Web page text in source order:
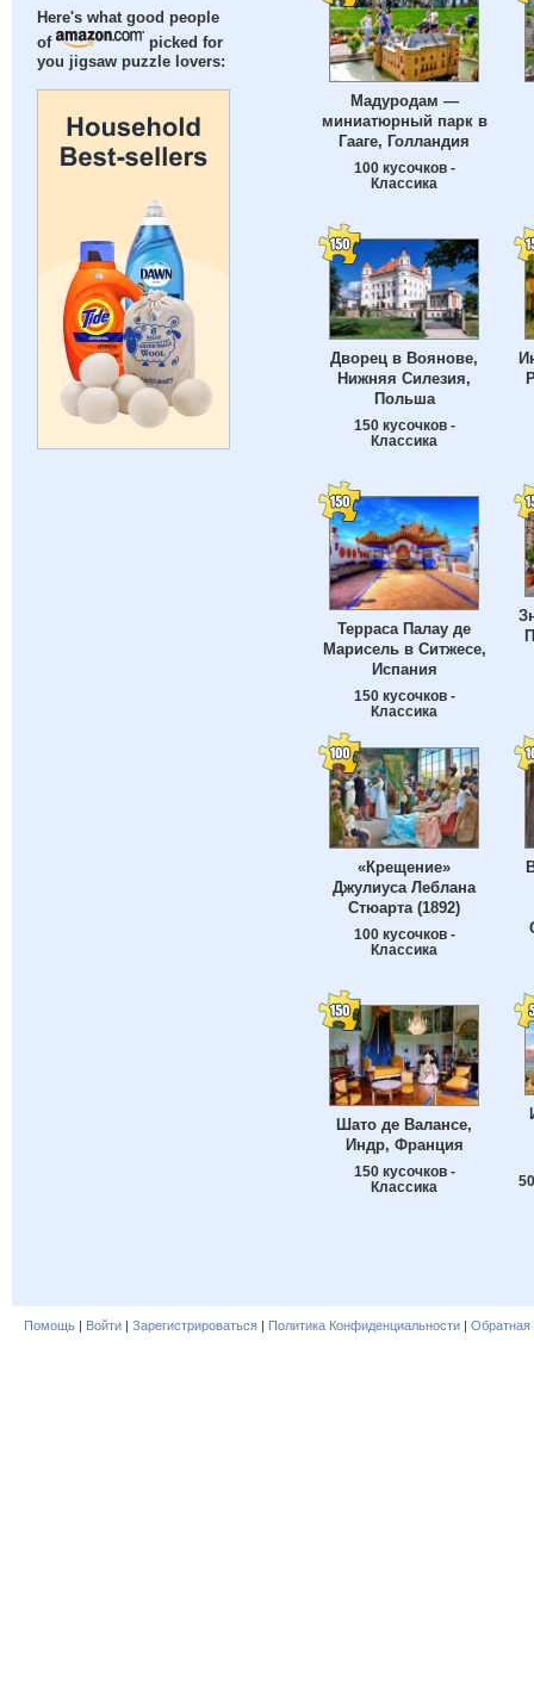
Here's what good people
of
picked for
you jigsaw puzzle lovers:
Мадуродам —
миниатюрный парк в
Гааге, Голландия
100 кусочков -
Классика
Дворец в Воянове,
Нижняя Силезия,
Польша
150 кусочков -
Классика
Терраса Палау де
Марисель в Ситжесе,
Испания
150 кусочков -
Классика
«Крещение»
Джулиуса Леблана
Стюарта (1892)
100 кусочков -
Классика
Шато де Валансе,
Индр, Франция
150 кусочков -
Классика
Помощь | Войти | Зарегистрироваться | Политика Конфиденциальности | Обратная